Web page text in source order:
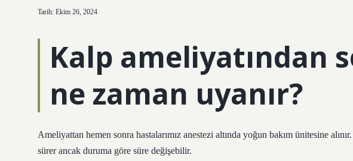
Tarih: Ekim 26, 2024
Kalp ameliyatından
ne zaman uyanır?
Ameliyattan hemen sonra hastalarımız anestezi altında yoğun bakım ünitesine
sürer ancak duruma göre süre değişebilir.